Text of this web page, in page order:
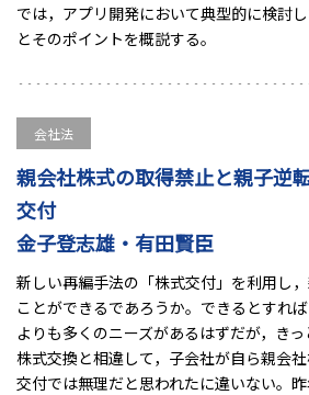
では，アプリ開発において典型的に検討
とそのポイントを概説する。
会社法
親会社株式の取得禁止と親子逆
交付
金子登志雄・有田賢臣
新しい再編手法の「株式交付」を利用し
ことができるであろうか。できるとすれ
よりも多くのニーズがあるはずだが，きっ
株式交換と相違して，子会社が自ら親会
交付では無理だと思われたに違いない。